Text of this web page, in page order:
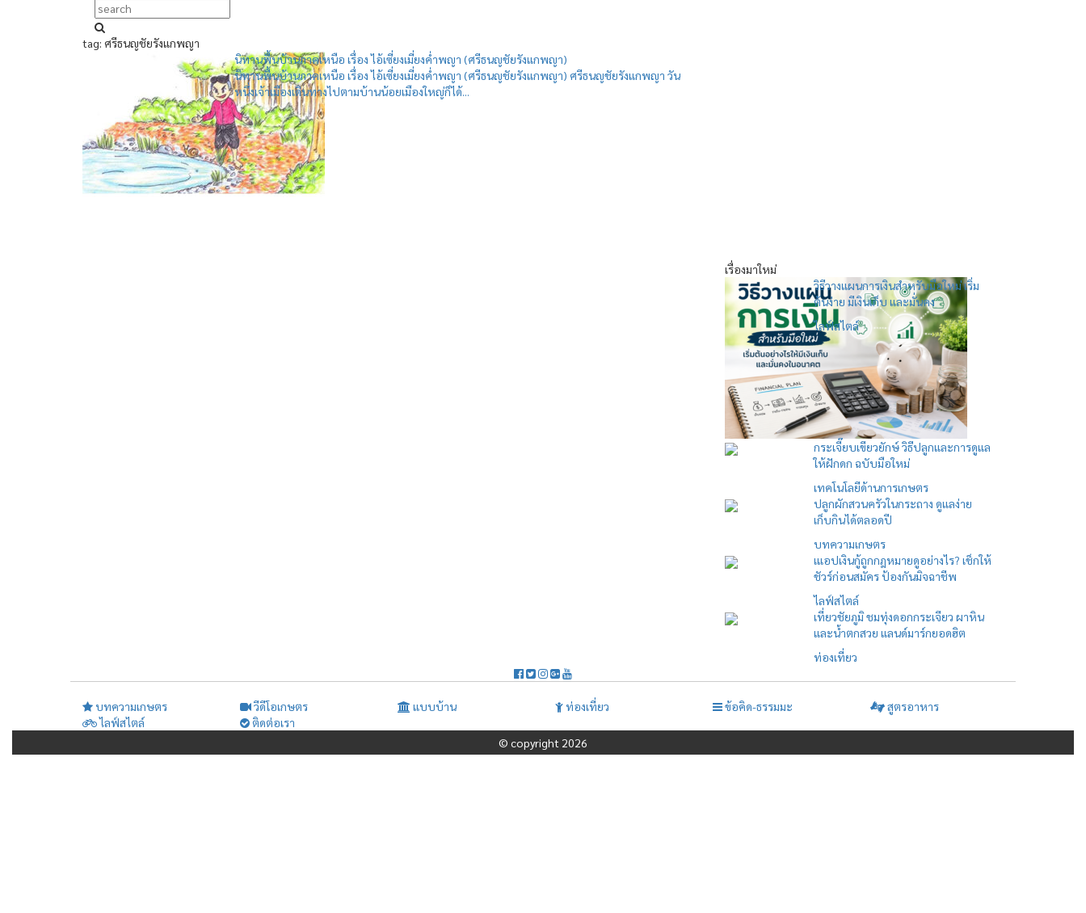
tag: ศรีธนญชัยรังแกพญา
นิทานพื้นบ้านภาคเหนือ เรื่อง ไอ้เซี่ยงเมี่ยงค่ำพญา (ศรีธนญชัยรังแกพญา)
นิทานพื้นบ้านภาคเหนือ เรื่อง ไอ้เซี่ยงเมี่ยงค่ำพญา (ศรีธนญชัยรังแกพญา) ศรีธนญชัยรังแกพญา วัน
หนึ่งเจ้าเมืองเดินทางไปตามบ้านน้อยเมืองใหญ่ก็ได้...
เรื่องมาใหม่
วิธีวางแผนการเงินสำหรับมือใหม่ เริ่ม
ต้นง่าย มีเงินเก็บ และมั่นคง
ไลฟ์สไตล์
กระเจี๊ยบเขียวยักษ์ วิธีปลูกและการดูแล
ให้ฝักดก ฉบับมือใหม่
เทคโนโลยีด้านการเกษตร
ปลูกผักสวนครัวในกระถาง ดูแลง่าย
เก็บกินได้ตลอดปี
บทความเกษตร
เแอปเงินกู้ถูกกฎหมายดูอย่างไร? เช็กให้
ชัวร์ก่อนสมัคร ป้องกันมิจฉาชีพ
ไลฟ์สไตล์
เที่ยวชัยภูมิ ชมทุ่งดอกกระเจียว ผาหิน
และน้ำตกสวย แลนด์มาร์กยอดฮิต
ท่องเที่ยว
บทความเกษตร วีดีโอเกษตร แบบบ้าน ท่องเที่ยว ข้อคิด-ธรรมมะ
สูตรอาหาร
ไลฟ์สไตล์
ติดต่อเรา
© copyright 2026